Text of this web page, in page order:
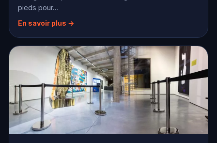
pieds pour…
En savoir plus →